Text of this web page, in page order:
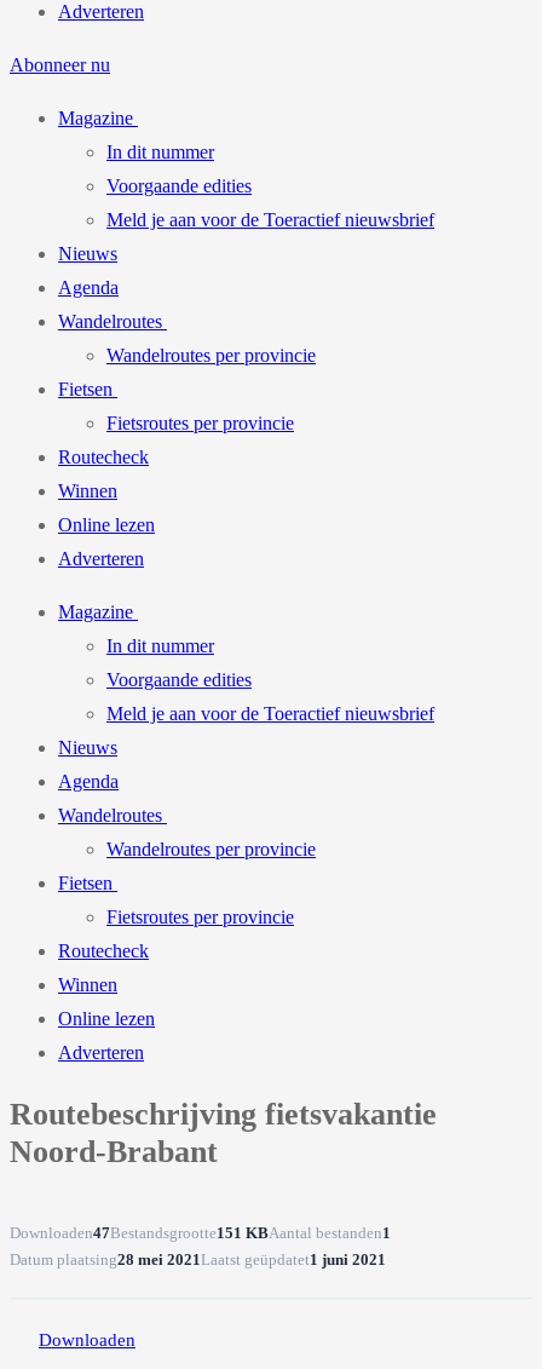
Adverteren
Abonneer nu
Magazine
In dit nummer
Voorgaande edities
Meld je aan voor de Toeractief nieuwsbrief
Nieuws
Agenda
Wandelroutes
Wandelroutes per provincie
Fietsen
Fietsroutes per provincie
Routecheck
Winnen
Online lezen
Adverteren
Magazine
In dit nummer
Voorgaande edities
Meld je aan voor de Toeractief nieuwsbrief
Nieuws
Agenda
Wandelroutes
Wandelroutes per provincie
Fietsen
Fietsroutes per provincie
Routecheck
Winnen
Online lezen
Adverteren
Routebeschrijving fietsvakantie
Noord-Brabant
Downloaden47Bestandsgrootte151 KBAantal bestanden1
Datum plaatsing28 mei 2021Laatst geüpdatet1 juni 2021
Downloaden